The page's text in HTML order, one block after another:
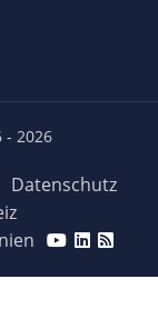
- 2026
Datenschutz